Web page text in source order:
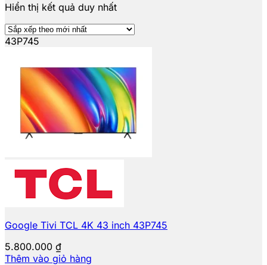
Hiển thị kết quả duy nhất
43P745
Google Tivi TCL 4K 43 inch 43P745
5.800.000 ₫
Thêm vào giỏ hàng